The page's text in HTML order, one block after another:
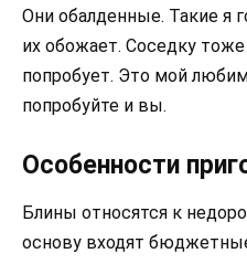
Они обалденные. Такие я
их обожает. Соседку тоже
попробует. Это мой
попробуйте и вы.
Особенности
Блины относятся к
основу входят